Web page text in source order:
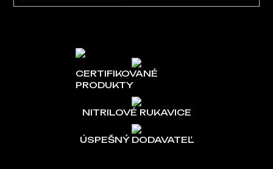
CERTIFIKOVANÉ
PRODUKTY
NITRILOVÉ RUKAVICE
ÚSPEŠNÝ DODAVATEĽ